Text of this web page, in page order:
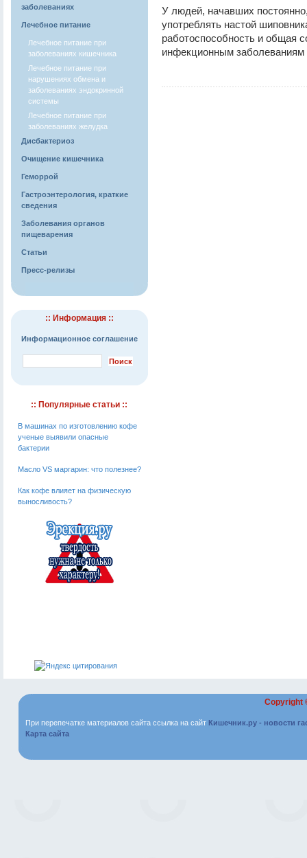
заболеваниях
Лечебное питание
Лечебное питание при
заболеваниях кишечника
Лечебное питание при
нарушениях обмена и
заболеваниях эндокринной
системы
Лечебное питание при
заболеваниях желудка
Дисбактериоз
Очищение кишечника
Геморрой
Гастроэнтерология, краткие
сведения
Заболевания органов
пищеварения
Статьи
Пресс-релизы
:: Информация ::
Информационное соглашение
:: Популярные статьи ::
В машинах по изготовлению кофе
ученые выявили опасные
бактерии
Масло VS маргарин: что полезнее?
Как кофе влияет на физическую
выносливость?
У людей, начавших
употреблять настой
работоспособность и общая
инфекционным заболеваниям
Copyright
При перепечатке материалов сайта ссылка на сайт Кишечник.ру - новости
Карта сайта